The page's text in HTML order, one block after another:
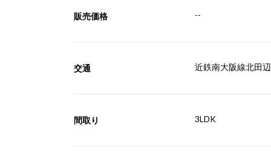
販売価格 --
交通 近鉄南大阪線北田
間取り 3LDK